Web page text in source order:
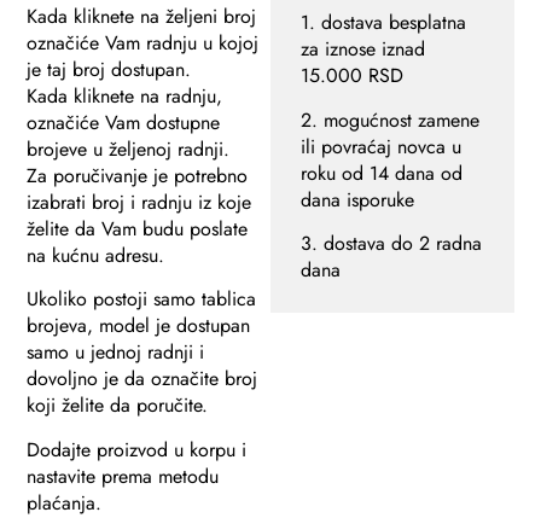
Kada kliknete na željeni broj
označiće Vam radnju u kojoj
je taj broj dostupan.
Kada kliknete na radnju,
označiće Vam dostupne
brojeve u željenoj radnji.
Za poručivanje je potrebno
izabrati broj i radnju iz koje
želite da Vam budu poslate
na kućnu adresu.
Ukoliko postoji samo tablica
brojeva, model je dostupan
samo u jednoj radnji i
dovoljno je da označite broj
koji želite da poručite.
Dodajte proizvod u korpu i
nastavite prema metodu
plaćanja.
1. dostava besplatna
za iznose iznad
15.000 RSD
2. mogućnost zamene
ili povraćaj novca u
roku od 14 dana od
dana isporuke
3. dostava do 2 radna
dana